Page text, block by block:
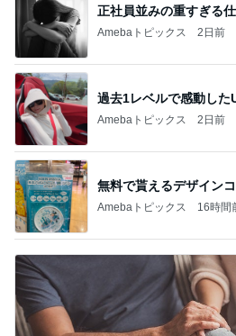
正社員並みの重すぎる
Amebaトピックス 2日前
過去1レベルで感動した
Amebaトピックス 2日前
無料で貰えるデザイン
Amebaトピックス 16時間